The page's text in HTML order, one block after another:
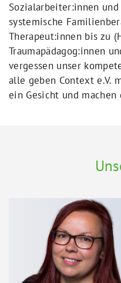
Sozialarbeiter:innen
systemische
Therapeut:innen bis zu
Traumapädagog:innen
vergessen unser
alle geben Context e.V.
ein Gesicht und